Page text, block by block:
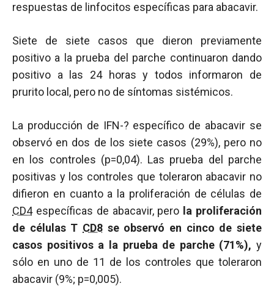
respuestas de linfocitos específicas para abacavir.
Siete de siete casos que dieron previamente
positivo a la prueba del parche continuaron dando
positivo a las 24 horas y todos informaron de
prurito local, pero no de síntomas sistémicos.
La producción de IFN-? específico de abacavir se
observó en dos de los siete casos (29%), pero no
en los controles (p=0,04). Las prueba del parche
positivas y los controles que toleraron abacavir no
difieron en cuanto a la proliferación de células de
CD4específicas de abacavir, pero la proliferación
de células T CD8 se observó en cinco de siete
casos positivos a la prueba de parche (71%), y
sólo en uno de 11 de los controles que toleraron
abacavir (9%; p=0,005).